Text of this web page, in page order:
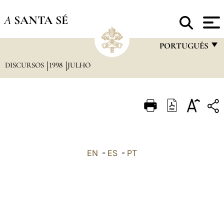
A SANTA SÉ
PORTUGUÊS
ITALIANO
DISCURSOS 1998 JULHO
EN - ES - PT